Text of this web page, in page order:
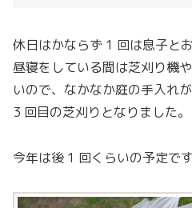
休日はかならず 1 回は息子と
昼寝をしている間は芝刈り機
いので、なかなか庭の手入れ
3 回目の芝刈りとなりました。
今年は後 1 回くらいの予定です